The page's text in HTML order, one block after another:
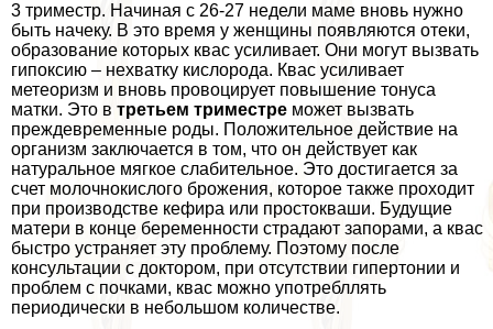
3 триместр. Начиная с 26-27 недели маме вновь нужно
быть начеку. В это время у женщины появляются отеки,
образование которых квас усиливает. Они могут вызвать
гипоксию – нехватку кислорода. Квас усиливает
метеоризм и вновь провоцирует повышение тонуса
матки. Это в третьем триместре может вызвать
преждевременные роды. Положительное действие на
организм заключается в том, что он действует как
натуральное мягкое слабительное. Это достигается за
счет молочнокислого брожения, которое также проходит
при производстве кефира или простокваши. Будущие
матери в конце беременности страдают запорами, а квас
быстро устраняет эту проблему. Поэтому после
консультации с доктором, при отсутствии гипертонии и
проблем с почками, квас можно употрeбллять
периодически в небольшом количестве.